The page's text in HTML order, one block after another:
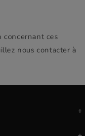
concernant ces
nous contacter à